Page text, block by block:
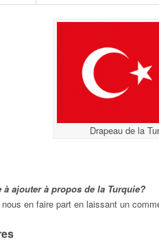
Drapeau de la
à ajouter à propos de la Turquie?
nous en faire part en laissant un